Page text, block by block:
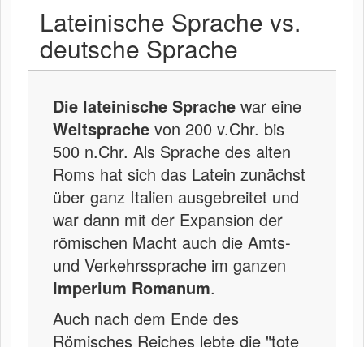
Lateinische Sprache vs.
deutsche Sprache
Die lateinische Sprache war eine
Weltsprache von 200 v.Chr. bis
500 n.Chr. Als Sprache des alten
Roms hat sich das Latein zunächst
über ganz Italien ausgebreitet und
war dann mit der Expansion der
römischen Macht auch die Amts-
und Verkehrssprache im ganzen
Imperium Romanum.
Auch nach dem Ende des
Römisches Reiches lebte die "tote